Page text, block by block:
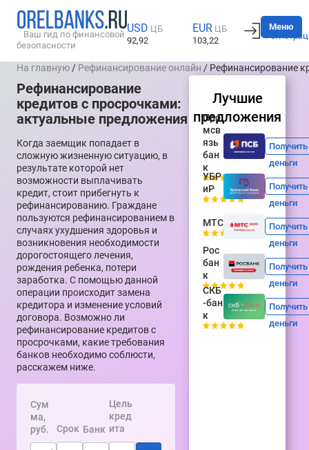
Ваш гид по финансовой
безопасности
USD ЦБ
92,92
EUR ЦБ
103,22
Вход
Меню
На главную / Рефинансирование онлайн / Рефинансирование
Рефинансирование
кредитов с просрочками:
актуальные предложения
Когда заемщик попадает в
сложную жизненную ситуацию, в
результате которой нет
возможности выплачивать
кредит, стоит прибегнуть к
рефинансированию. Граждане
пользуются рефинансированием в
случаях ухудшения здоровья и
возникновения необходимости
дорогостоящего лечения,
рождения ребенка, потери
заработка. С помощью данной
операции происходит замена
кредитора и изменение условий
договора. Возможно ли
рефинансирование кредитов с
просрочками, какие требования
банков необходимо соблюсти,
расскажем ниже.
Сум
ма,
руб.
Срок Банк
Цель
кред
ита
Лучшие
предложения
Про
мсв
язь
бан
к
Получить
деньги
УБР
иР
Получить
деньги
МТС
Получить
деньги
Рос
бан
к
Получить
деньги
СКБ
-бан
к
Получить
деньги